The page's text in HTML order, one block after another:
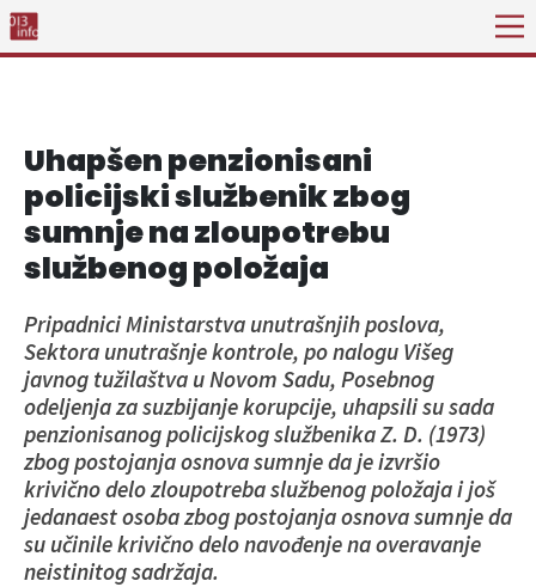
Uhapšen penzionisani
policijski službenik zbog
sumnje na zloupotrebu
službenog položaja
Pripadnici Ministarstva unutrašnjih poslova,
Sektora unutrašnje kontrole, po nalogu Višeg
javnog tužilaštva u Novom Sadu, Posebnog
odeljenja za suzbijanje korupcije, uhapsili su sada
penzionisanog policijskog službenika Z. D. (1973)
zbog postojanja osnova sumnje da je izvršio
krivično delo zloupotreba službenog položaja i još
jedanaest osoba zbog postojanja osnova sumnje da
su učinile krivično delo navođenje na overavanje
neistinitog sadržaja.